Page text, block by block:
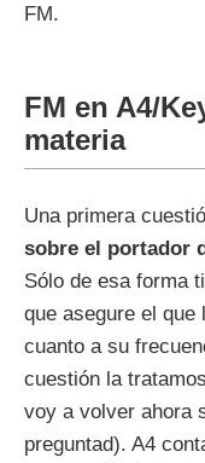
FM.
FM en A4/
materia
Una primera
sobre el portador
Sólo de esa forma
que asegure el que
cuanto a su
cuestión la
voy a volver ahora
preguntad). A4